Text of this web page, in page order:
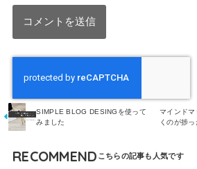
SIMPLE BLOG DESINGを使って
みました
マインドマ
くのが捗っ
RECOMMEND